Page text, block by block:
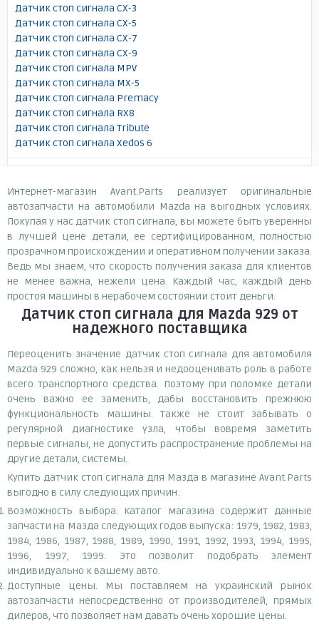
Датчик стоп сигнала CX-3
Датчик стоп сигнала CX-5
Датчик стоп сигнала CX-7
Датчик стоп сигнала CX-9
Датчик стоп сигнала MPV
Датчик стоп сигнала MX-5
Датчик стоп сигнала Premacy
Датчик стоп сигнала RX8
Датчик стоп сигнала Tribute
Датчик стоп сигнала Xedos 6
Интернет-магазин Avant.Parts реализует оригинальные
автозапчасти на автомобили Mazda на выгодных условиях.
Покупая у нас датчик стоп сигнала, вы можете быть уверенны
в лучшей цене детали, ее сертифицированном, полностью
прозрачном происхождении и оперативном получении заказа.
Ведь мы знаем, что скорость получения заказа для клиентов
не менее важна, нежели цена. Каждый час, каждый день
простоя машины в нерабочем состоянии стоит деньги.
Датчик стоп сигнала для Mazda 929 от
надежного поставщика
Переоценить значение датчик стоп сигнала для автомобиля
Mazda 929 сложно, как нельзя и недооценивать роль в работе
всего транспортного средства. Поэтому при поломке детали
очень важно ее заменить, дабы восстановить прежнюю
функциональность машины. Также не стоит забывать о
регулярной диагностике узла, чтобы вовремя заметить
первые сигналы, не допустить распространение проблемы на
другие детали, системы.
Купить датчик стоп сигнала для Мазда в магазине Avant.Parts
выгодно в силу следующих причин:
Возможность выбора. Каталог магазина содержит данные
запчасти на Мазда следующих годов выпуска: 1979, 1982, 1983,
1984, 1986, 1987, 1988, 1989, 1990, 1991, 1992, 1993, 1994, 1995,
1996, 1997, 1999. Это позволит подобрать элемент
индивидуально к вашему авто.
Доступные цены. Мы поставляем на украинский рынок
автозапчасти непосредственно от производителей, прямых
дилеров, что позволяет нам давать очень хорошие цены.